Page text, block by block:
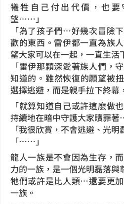
犧牲自己付出代價，也
望……」
「為了孩子們…好幾次冒險
歡的東西。雷伊都一直為族
望大家可以在一起，一直生活
「雷伊那顆深愛著族人們，
知道的。雖然恢復的願望被
選擇逃避，而是親手拉下終幕
「就算知道自己或許這麽做
持續地在暗中守護大家贖罪著
「我很欣賞，不會逃避、光
「……」
龍人一族是不會因為生存，
力的一族，是一個光明磊落
牠們或許是比人類…還要更
一族。